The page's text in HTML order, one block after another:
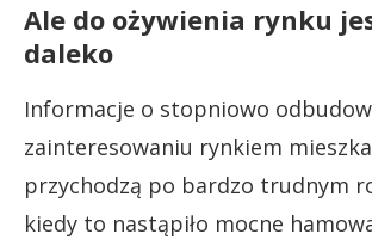
Ale do ożywienia rynku
daleko
Informacje o stopniowo
zainteresowaniu rynkiem
przychodzą po bardzo trudnym
kiedy to nastąpiło mocne